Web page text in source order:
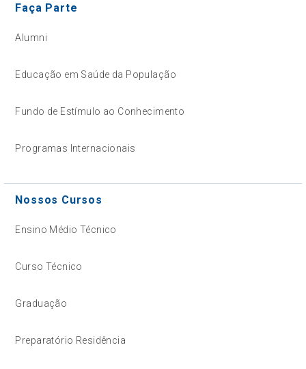
Faça Parte
Alumni
Educação em Saúde da População
Fundo de Estímulo ao Conhecimento
Programas Internacionais
Nossos Cursos
Ensino Médio Técnico
Curso Técnico
Graduação
Preparatório Residência